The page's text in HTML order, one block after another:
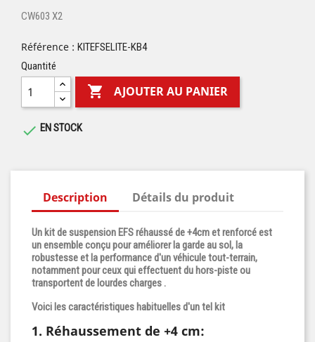
CW603 X2
Référence : KITEFSELITE-KB4
Quantité
 AJOUTER AU PANIER
 EN STOCK
Description Détails du produit
Un kit de suspension EFS réhaussé de +4cm et renforcé est
un ensemble conçu pour améliorer la garde au sol, la
robustesse et la performance d'un véhicule tout-terrain,
notamment pour ceux qui effectuent du hors-piste ou
transportent de lourdes charges .
Voici les caractéristiques habituelles d'un tel kit
1. Réhaussement de +4 cm: